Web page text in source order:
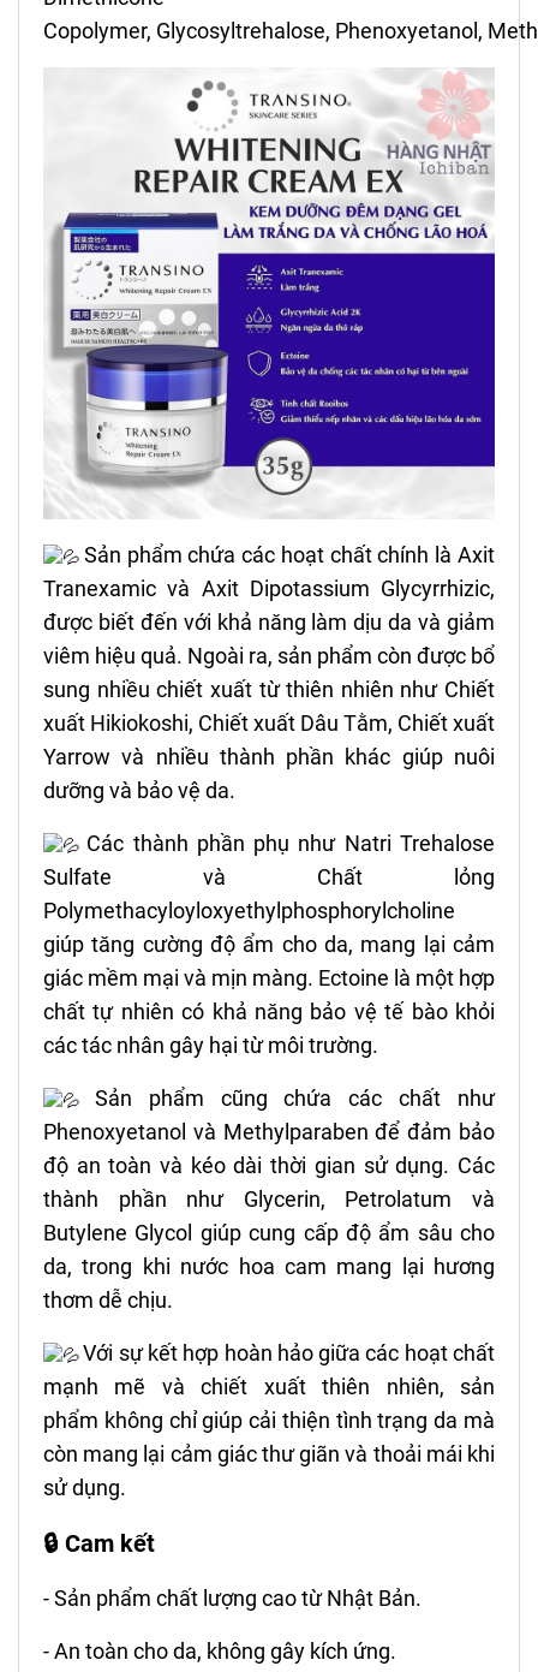
Copolymer, Glycosyltrehalose, Phenoxyetanol,
Sản phẩm chứa các hoạt chất chính là Axit
Tranexamic và Axit Dipotassium Glycyrrhizic,
được biết đến với khả năng làm dịu da và giảm
viêm hiệu quả. Ngoài ra, sản phẩm còn được bổ
sung nhiều chiết xuất từ thiên nhiên như Chiết
xuất Hikiokoshi, Chiết xuất Dâu Tằm, Chiết xuất
Yarrow và nhiều thành phần khác giúp nuôi
dưỡng và bảo vệ da.
Các thành phần phụ như Natri Trehalose
Sulfate và Chất lỏng
Polymethacyloyloxyethylphosphorylcholine
giúp tăng cường độ ẩm cho da, mang lại cảm
giác mềm mại và mịn màng. Ectoine là một hợp
chất tự nhiên có khả năng bảo vệ tế bào khỏi
các tác nhân gây hại từ môi trường.
Sản phẩm cũng chứa các chất như
Phenoxyetanol và Methylparaben để đảm bảo
độ an toàn và kéo dài thời gian sử dụng. Các
thành phần như Glycerin, Petrolatum và
Butylene Glycol giúp cung cấp độ ẩm sâu cho
da, trong khi nước hoa cam mang lại hương
thơm dễ chịu.
Với sự kết hợp hoàn hảo giữa các hoạt chất
mạnh mẽ và chiết xuất thiên nhiên, sản
phẩm không chỉ giúp cải thiện tình trạng da mà
còn mang lại cảm giác thư giãn và thoải mái khi
sử dụng.
🔒 Cam kết
- Sản phẩm chất lượng cao từ Nhật Bản.
- An toàn cho da, không gây kích ứng.